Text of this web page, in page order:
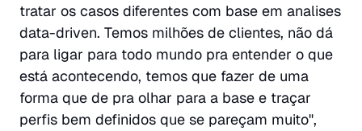
tratar os casos diferentes com base em analises
data-driven. Temos milhões de clientes, não dá
para ligar para todo mundo pra entender o que
está acontecendo, temos que fazer de uma
forma que de pra olhar para a base e traçar
perfis bem definidos que se pareçam muito",